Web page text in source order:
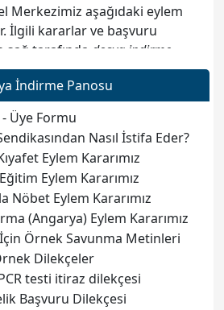
Merkezimiz aşağıdaki eylem
İlgili kararlar ve başvuru
sağ tarafında dosya indirme
Kararı,
Angarya Görevleri Yerine
Okullarda Öğle Arası Nöbet
veya Taşımalı Eğitim
Servisi İle Geldikleri Okullarda
Servislerle İlgili Angarya
Eylem Kararı,
Nöbet Görevi Verilen
Sonraki Nöbet Görevlerini
Kararı
İndirme Panosu
- Üye Formu
Nasıl İstifa Eder?
Eylem Kararımız
Eylem Kararımız
Nöbet Eylem Kararımız
(Angarya) Eylem Kararımız
Örnek Savunma Metinleri
Dilekçeler
testi itiraz dilekçesi
Başvuru Dilekçesi